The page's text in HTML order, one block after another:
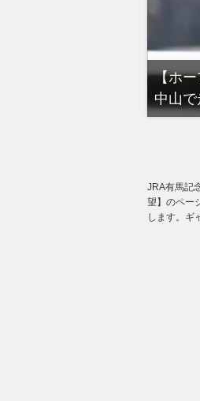
【ホー
中山
JRA有馬記
望】のペー
します。ギ